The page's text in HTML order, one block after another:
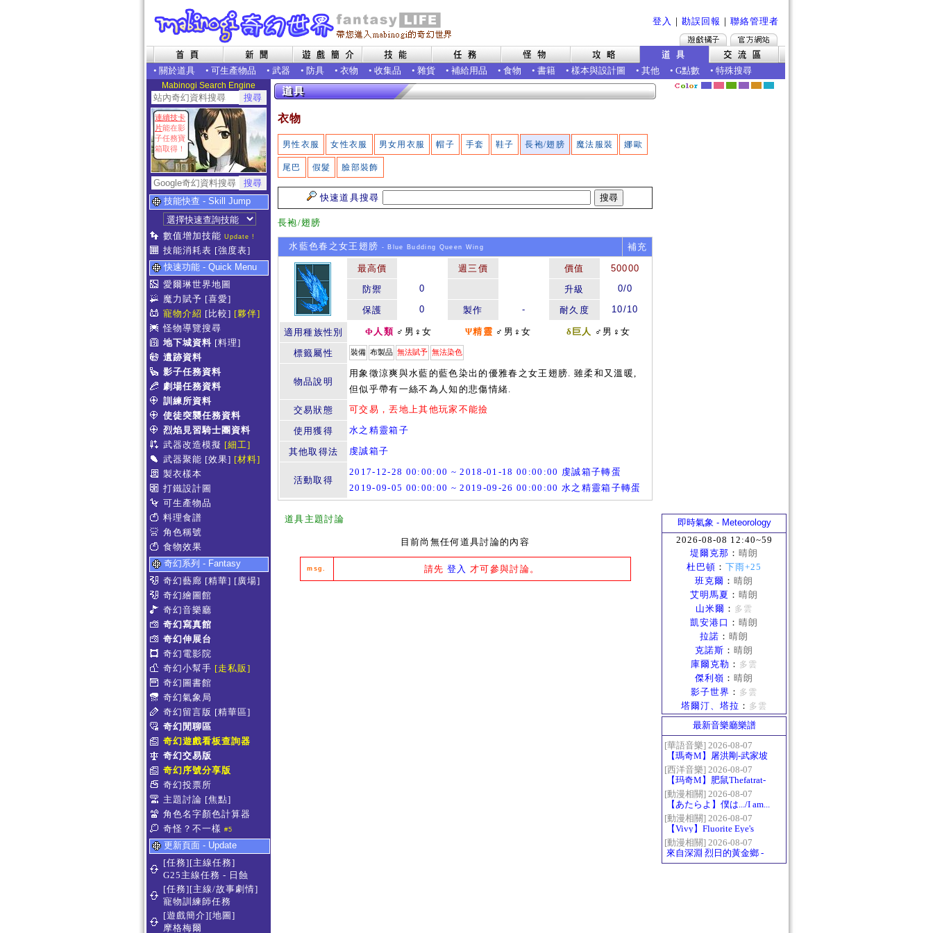
登入 ｜ 勘誤回報 ｜ 聯絡管理者
• 關於道具 • 可生產物品 • 武器 • 防具 • 衣物 • 收集品 • 雜貨 • 補給用品 • 食物 • 書籍 • 樣本與設計圖 • 其他 • G點數 • 特殊搜尋
Mabinogi Search Engine
連續技卡
片能在影
子任務寶
箱取得！
技能快查 - Skill Jump
數值增加技能 Update !
技能消耗表 [強度表]
快速功能 - Quick Menu
愛爾琳世界地圖
魔力賦予 [喜愛]
寵物介紹 [比較] [夥伴]
怪物導覽搜尋
地下城資料 [料理]
遺跡資料
影子任務資料
劇場任務資料
訓練所資料
使徒突襲任務資料
烈焰見習騎士團資料
武器改造模擬 [細工]
武器聚能 [效果] [材料]
製衣樣本
打鐵設計圖
可生產物品
料理食譜
角色稱號
食物效果
奇幻系列 - Fantasy
奇幻藝廊 [精華] [廣場]
奇幻繪圖館
奇幻音樂廳
奇幻寫真館
奇幻伸展台
奇幻電影院
奇幻小幫手 [走私販]
奇幻圖書館
奇幻氣象局
奇幻留言版 [精華區]
奇幻閒聊區
奇幻遊戲看板查詢器
奇幻交易版
奇幻序號分享版
奇幻投票所
主題討論 [焦點]
角色名字顏色計算器
奇怪？不一樣 #5
更新頁面 - Update
[任務][主線任務]
G25主線任務 - 日蝕
[任務][主線/故事劇情]
寵物訓練師任務
[遊戲簡介][地圖]
摩格梅爾
衣物
男性衣服 女性衣服 男女用衣服 帽子 手套 鞋子 長袍/翅膀 魔法服裝 娜歐
尾巴 假髮 臉部裝飾
快速道具搜尋
長袍/翅膀
水藍色春之女王翅膀 - Blue Budding Queen Wing 補充
最高價 週三價 價值
50000
防禦
0 升級 0/0
保護 0 製作 - 耐久度 10/10
適用種族性別 Φ人類 ♂男♀女 Ψ精靈 ♂男♀女 δ巨人 ♂男♀女
標籤屬性 裝備 布製品 無法賦予 無法染色
物品說明
用象徵涼爽與水藍的藍色染出的優雅春之女王翅膀. 雖柔和又溫暖,
但似乎帶有一絲不為人知的悲傷情緒.
交易狀態
可交易，丟地上其他玩家不能撿
使用獲得 水之精靈箱子
其他取得法 虔誠箱子
活動取得
2017-12-28 00:00:00 ~ 2018-01-18 00:00:00 虔誠箱子轉蛋
2019-09-05 00:00:00 ~ 2019-09-26 00:00:00 水之精靈箱子轉蛋
道具主題討論
目前尚無任何道具討論的內容
msg. 請先 登入 才可參與討論。
即時氣象 - Meteorology
2026-08-08 12:40~59
堤爾克那 ： 晴朗
杜巴頓 ： 下雨+25
班克爾 ： 晴朗
艾明馬夏 ： 晴朗
山米爾 ： 多雲
凱安港口 ： 晴朗
拉諾 ： 晴朗
克諾斯 ： 晴朗
庫爾克勒 ： 多雲
傑利嶺 ： 晴朗
影子世界 ： 多雲
塔爾汀、塔拉 ： 多雲
最新音樂廳樂譜
[華語音樂] 2026-08-07
【瑪奇M】屠洪剛-武家坡
2021
[西洋音樂] 2026-08-07
【玛奇M】肥鼠Thefatrat-
Monody
[動漫相關] 2026-08-07
【あたらよ】僕は.../I am...
（我內心的糟糕念頭/僕の
心のヤバイやつ第二季
OP）
[動漫相關] 2026-08-07
【Vivy】Fluorite Eye's
Song
[動漫相關] 2026-08-07
來自深淵 烈日的黃金鄉 -
Gravity